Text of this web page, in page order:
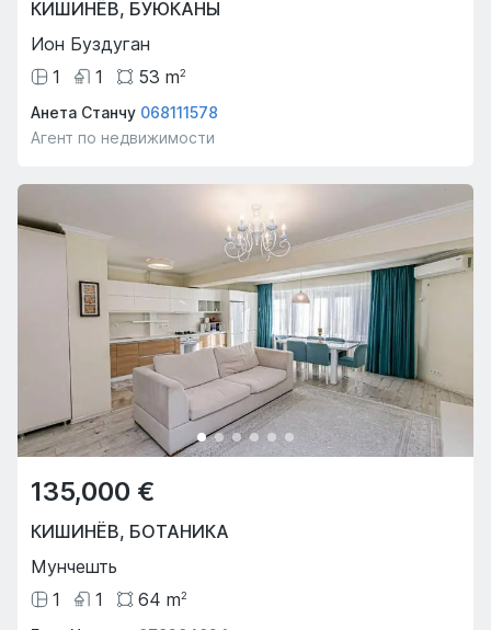
КИШИНЁВ, БУЮКАНЫ
Ион Буздуган
1
1 53 m2
Анета Станчу 068111578
Агент по недвижимости
135,000 €
КИШИНЁВ, БОТАНИКА
Мунчешть
1
1 64 m2